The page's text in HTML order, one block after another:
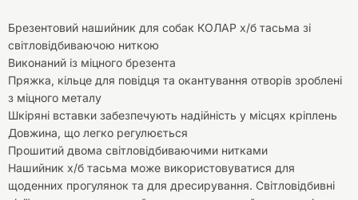
Брезентовий нашийник для собак КОЛАР х/б тасьма зі
світловідбиваючою ниткою
Виконаний із міцного брезента
Пряжка, кільце для повідця та окантування отворів зроблені
з міцного металу
Шкіряні вставки забезпечують надійність у місцях кріплень
Довжина, що легко регулюється
Прошитий двома світловідбиваючими нитками
Нашийник х/б тасьма може використовуватися для
щоденних прогулянок та для дресирування. Світловідбивні